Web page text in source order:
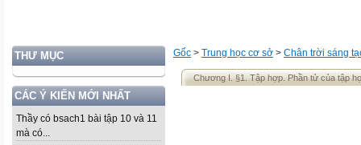
THƯ MỤC
CÁC Ý KIẾN MỚI NHẤT
Thầy có bsach1 bài tập 10 và 11
mà có...
Gốc > Trung học cơ sở > Chân trời sáng
Chương I. §1. Tập hợp. Phần tử của tập